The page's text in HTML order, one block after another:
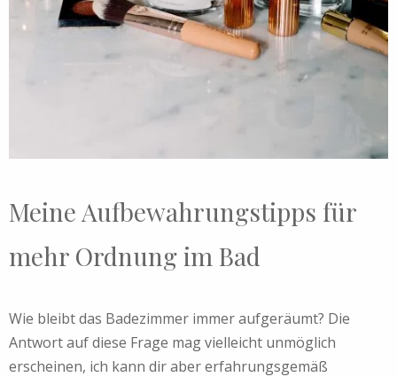
Meine Aufbewahrungstipps für
mehr Ordnung im Bad
Wie bleibt das Badezimmer immer aufgeräumt? Die
Antwort auf diese Frage mag vielleicht unmöglich
erscheinen, ich kann dir aber erfahrungsgemäß